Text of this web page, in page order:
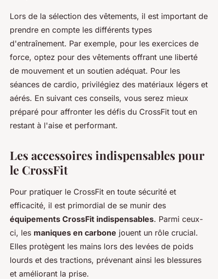
Lors de la sélection des vêtements, il est important de
prendre en compte les différents types
d'entraînement. Par exemple, pour les exercices de
force, optez pour des vêtements offrant une liberté
de mouvement et un soutien adéquat. Pour les
séances de cardio, privilégiez des matériaux légers et
aérés. En suivant ces conseils, vous serez mieux
préparé pour affronter les défis du CrossFit tout en
restant à l'aise et performant.
Les accessoires indispensables pour
le CrossFit
Pour pratiquer le CrossFit en toute sécurité et
efficacité, il est primordial de se munir des
équipements CrossFit indispensables. Parmi ceux-
ci, les maniques en carbone jouent un rôle crucial.
Elles protègent les mains lors des levées de poids
lourds et des tractions, prévenant ainsi les blessures
et améliorant la prise.